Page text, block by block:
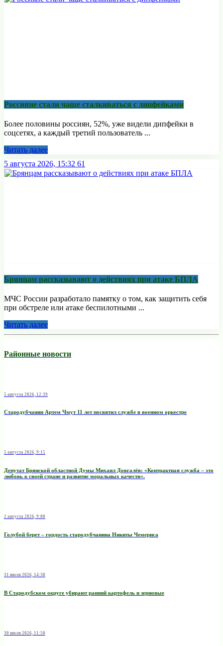
Россияне стали чаще сталкиваться с дипфейками
Более половины россиян, 52%, уже видели дипфейки в
соцсетях, а каждый третий пользователь ...
Читать далее
5 августа 2026, 15:32 61
Брянцам рассказывают о действиях при атаке БПЛА
МЧС России разработало памятку о том, как защитить себя
при обстреле или атаке беспилотными ...
Читать далее
Районные новости
5 августа 2026, 12:39
Стародубчанин Артем Чмут 11 лет посвятил службе в военном оркестре
5 августа 2026, 9:15
Депутат Брянской областной Думы Михаил Довгалёв: «Контрактная служба – это
любовь к своей стране и развитие моральных качеств».
2 августа 2026, 9:00
Голубой берет – гордость стародубчанина Никиты Чемериса
31 июля 2026, 14:38
В Стародубском округе убирают ранний картофель и зерновые
30 июля 2026, 11:50